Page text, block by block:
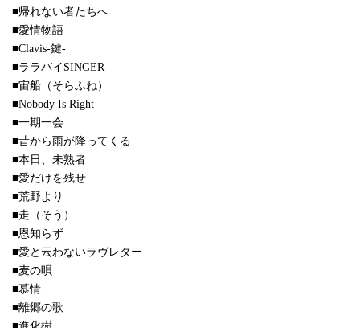
■帰れない者たちへ
■愛情物語
■Clavis-鍵-
■ララバイSINGER
■宙船（そらふね）
■Nobody Is Right
■一期一会
■昔から雨が降ってくる
■本日、未熟者
■愛だけを残せ
■荒野より
■走（そう）
■恩知らず
■愛と云わないラヴレター
■麦の唄
■慕情
■離郷の歌